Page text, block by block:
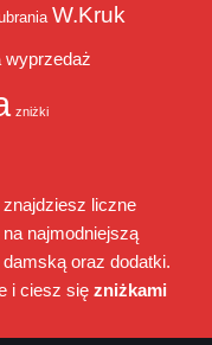
W.Kruk
wyprzedaż
zniżki
liczne
najmodniejszą
oraz dodatki.
i ciesz się zniżkami